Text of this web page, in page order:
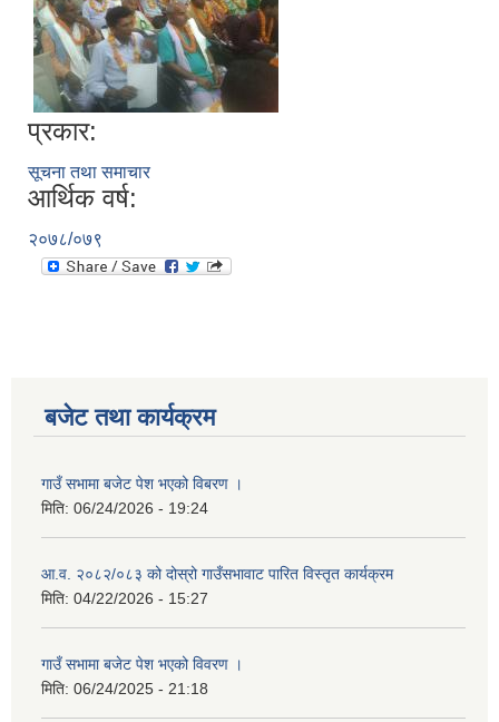
प्रकार:
सूचना तथा समाचार
आर्थिक वर्ष:
२०७८/०७९
बजेट तथा कार्यक्रम
गाउँ सभामा बजेट पेश भएको विबरण ।
मिति: 06/24/2026 - 19:24
आ.व. २०८२/०८३ को दोस्रो गाउँसभावाट पारित विस्तृत कार्यक्रम
मिति: 04/22/2026 - 15:27
गाउँ सभामा बजेट पेश भएको विवरण ।
मिति: 06/24/2025 - 21:18